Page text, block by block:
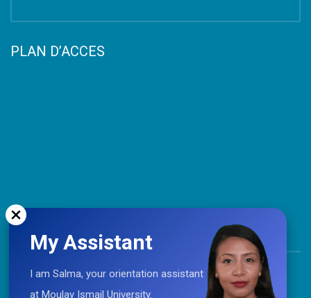
PLAN D’ACCES
TOP
My Assistant
I am Salma, your orientation assistant
at Moulay Ismail University.